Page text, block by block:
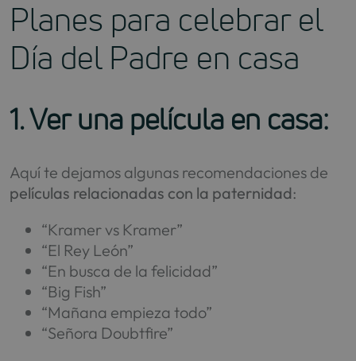
Planes para celebrar el
Día del Padre en casa
1. Ver una película en casa:
Aquí te dejamos algunas recomendaciones de
películas relacionadas con la paternidad:
“Kramer vs Kramer”
“El Rey León”
“En busca de la felicidad”
“Big Fish”
“Mañana empieza todo”
“Señora Doubtfire”